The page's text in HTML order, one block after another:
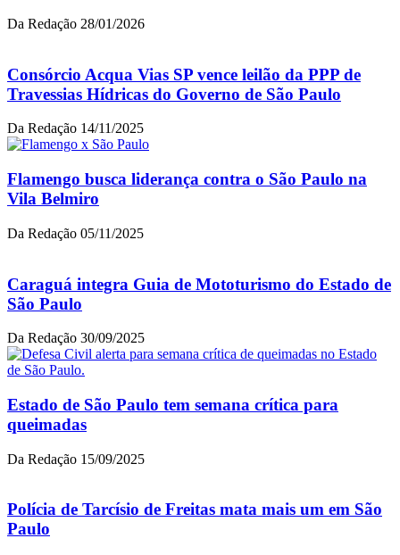
Da Redação 28/01/2026
Consórcio Acqua Vias SP vence leilão da PPP de
Travessias Hídricas do Governo de São Paulo
Da Redação 14/11/2025
Flamengo busca liderança contra o São Paulo na
Vila Belmiro
Da Redação 05/11/2025
Caraguá integra Guia de Mototurismo do Estado de
São Paulo
Da Redação 30/09/2025
Estado de São Paulo tem semana crítica para
queimadas
Da Redação 15/09/2025
Polícia de Tarcísio de Freitas mata mais um em São
Paulo